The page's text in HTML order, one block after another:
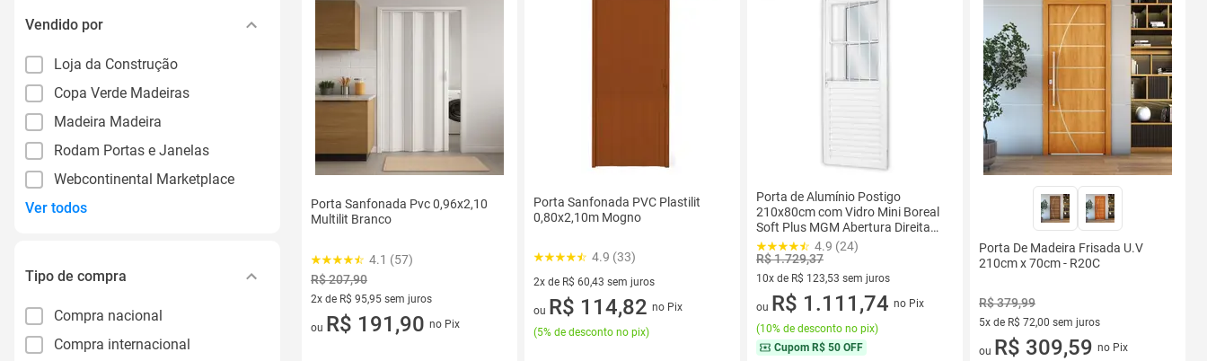
Vendido por
Loja da Construção
Copa Verde Madeiras
Madeira Madeira
Rodam Portas e Janelas
Webcontinental Marketplace
Ver todos
Tipo de compra
Compra nacional
Compra internacional
Porta Sanfonada Pvc 0,96x2,10
Multilit Branco
4.1 (57)
R$ 207,90
2x de R$ 95,95 sem juros
2 vez de R$ 95,95 sem juros
ou R$ 191,90 no Pix
Porta Sanfonada PVC Plastilit
0,80x2,10m Mogno
4.9 (33)
2x de R$ 60,43 sem juros
2 vez de R$ 60,43 sem juros
ou R$ 114,82 no Pix
(5% de desconto no pix)
Porta de Alumínio Postigo
210x80cm com Vidro Mini Boreal
Soft Plus MGM Abertura Direita
Branco
4.9 (24)
R$ 1.729,37
10x de R$ 123,53 sem juros
10 vez de R$ 123,53 sem juros
ou R$ 1.111,74 no Pix
(10% de desconto no pix)
Cupom R$ 50 OFF
Porta De Madeira Frisada U.V
210cm x 70cm - R20C
R$ 379,99
5x de R$ 72,00 sem juros
5 vez de R$ 72,00 sem juros
ou R$ 309,59 no Pix